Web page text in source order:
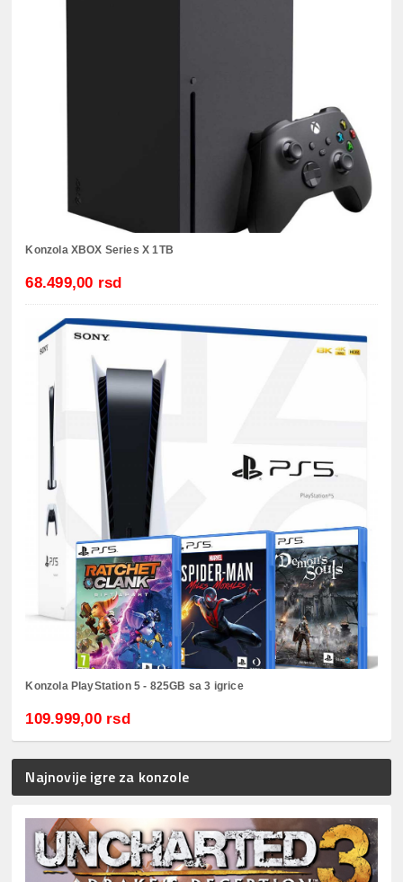
Konzola XBOX Series X 1TB
68.499,00 rsd
Konzola PlayStation 5 - 825GB sa 3 igrice
109.999,00 rsd
Najnovije igre za konzole